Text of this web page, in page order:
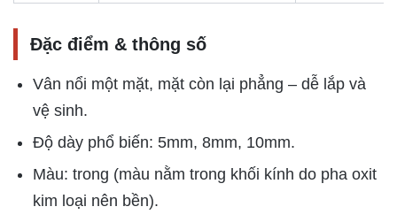
Đặc điểm & thông số
Vân nổi một mặt, mặt còn lại phẳng – dễ lắp và
vệ sinh.
Độ dày phổ biến: 5mm, 8mm, 10mm.
Màu: trong (màu nằm trong khối kính do pha oxit
kim loại nên bền).